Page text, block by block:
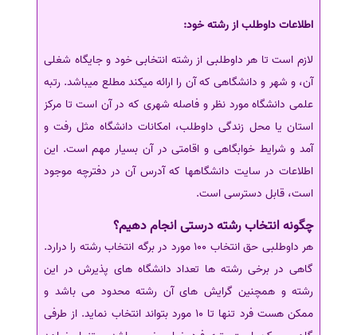
اطلاعات داوطلب از رشته خود:
لازم است تا هر داوطلبی از رشته انتخابی خود و جایگاه شغلی
آن، و شهر و دانشگاهی که آن را ارائه می‎کند مطلع می‎باشد. رتبه
علمی دانشگاه مورد نظر و فاصله شهری که در آن است تا مرکز
استان یا محل زندگی داوطلب، امکانات دانشگاه مثل رفت و
آمد و شرایط خوابگاهی و اقامتی در آن بسیار مهم است. این
اطلاعات در سایت دانشگاه‎ها که آدرس آن در دفترچه موجود
است، قابل دسترسی است.
چگونه انتخاب رشته درستی انجام دهیم؟
هر داوطلبی حق انتخاب 100 مورد در برگه انتخاب رشته را درارد.
گاهی در برخی رشته ها تعداد دانشگاه های پذیرش در این
رشته و همچنین گرایش های آن رشته محدود می باشد و
ممکن هست فرد تنها تا 10 مورد بتواند انتخاب نماید. از طرفی